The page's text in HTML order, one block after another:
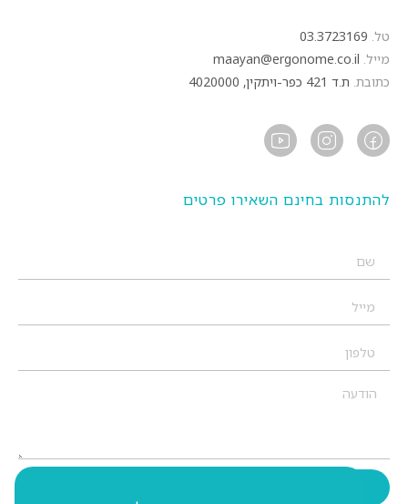
טל. 03.3723169
מייל. maayan@ergonome.co.il
כתובת. ת.ד 421 כפר-ויתקין, 4020000
להתנסות בחינם השאירו פרטים